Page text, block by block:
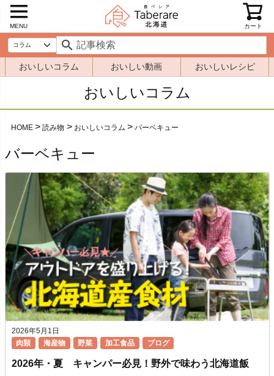
MENU カート
おいしいコラム おいしい動画 おいしいレシピ
おいしいコラム
HOME 読み物 おいしいコラム バーベキュー
バーベキュー
2026年5月1日
肉類
海産物 野菜 加工食品 ブログ
2026年・夏 キャンパー必見！野外で味わう北海道飯